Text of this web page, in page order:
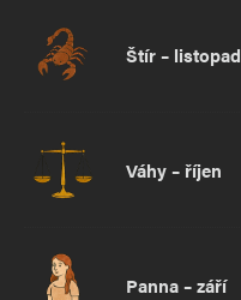
Štír – listopad
Váhy – říjen
Panna – září